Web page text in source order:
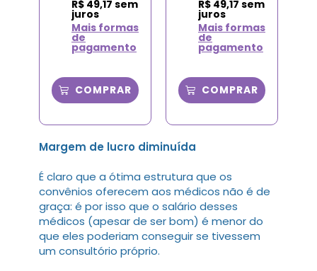
R$ 49,17 sem
juros
Mais formas
de
pagamento
COMPRAR
R$ 49,17 sem
juros
Mais formas
de
pagamento
COMPRAR
Margem de lucro diminuída
É claro que a ótima estrutura que os
convênios oferecem aos médicos não é de
graça: é por isso que o salário desses
médicos (apesar de ser bom) é menor do
que eles poderiam conseguir se tivessem
um consultório próprio.